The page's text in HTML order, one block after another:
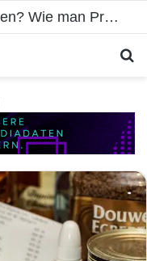
Notgroschen oder investieren? Wie man Prioritäten im eigenen Finanzplan setzt